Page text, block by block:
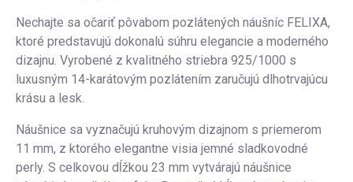
Nechajte sa očariť pôvabom pozlátených náušníc FELIXA,
ktoré predstavujú dokonalú súhru elegancie a moderného
dizajnu. Vyrobené z kvalitného striebra 925/1000 s
luxusným 14-karátovým pozlátením zaručujú dlhotrvajúcu
krásu a lesk.
Náušnice sa vyznačujú kruhovým dizajnom s priemerom
11 mm, z ktorého elegantne visia jemné sladkovodné
perly. S celkovou dĺžkou 23 mm vytvárajú náušnice